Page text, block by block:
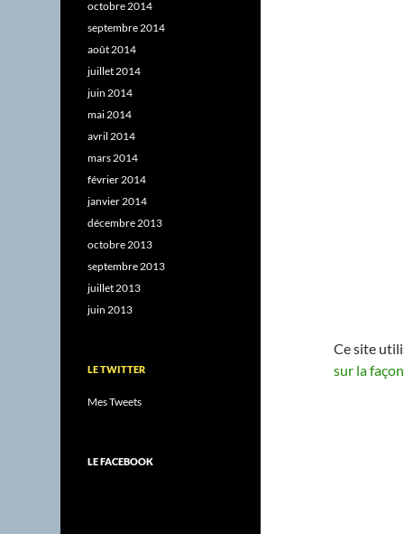
Ce site
sur la
octobre 2014
septembre 2014
août 2014
juillet 2014
juin 2014
mai 2014
avril 2014
mars 2014
février 2014
janvier 2014
décembre 2013
octobre 2013
septembre 2013
juillet 2013
juin 2013
LE TWITTER
Mes Tweets
LE FACEBOOK